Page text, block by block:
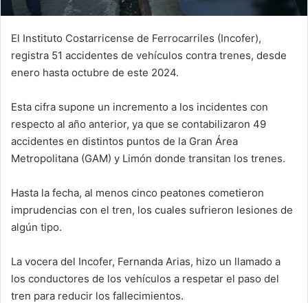
El Instituto Costarricense de Ferrocarriles (Incofer),
registra 51 accidentes de vehículos contra trenes, desde
enero hasta octubre de este 2024.
Esta cifra supone un incremento a los incidentes con
respecto al año anterior, ya que se contabilizaron 49
accidentes en distintos puntos de la Gran Área
Metropolitana (GAM) y Limón donde transitan los trenes.
Hasta la fecha, al menos cinco peatones cometieron
imprudencias con el tren, los cuales sufrieron lesiones de
algún tipo.
La vocera del Incofer, Fernanda Arias, hizo un llamado a
los conductores de los vehículos a respetar el paso del
tren para reducir los fallecimientos.